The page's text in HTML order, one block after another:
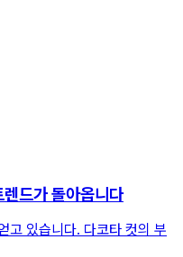
드가 돌아옵니다
고 있습니다. 다코타 컷의 부